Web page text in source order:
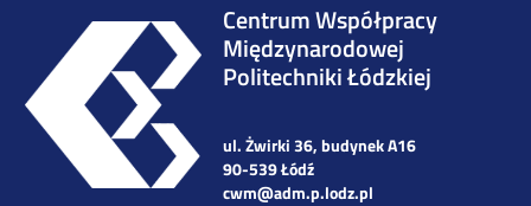
Centrum Współpracy
Międzynarodowej
Politechniki Łódzkiej
ul. Żwirki 36, budynek A16
90-539 Łódź
cwm@adm.p.lodz.pl